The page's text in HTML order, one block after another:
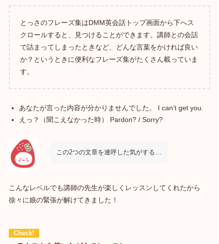
とっさのフレーズ集はDMM英会話トップ画面から下へス
クロールすると、見つけることができます。講師との会話
で詰まってしまったときなど、どんな言葉をかければ良い
か？というときに便利なフレーズ集がたくさん載っていま
す。
あなたが言った内容が分かりませんでした。 I can’t get you.
えっ？（聞こえなかった時） Pardon? / Sorry?
この2つの文章を連呼した気がする…
こんなレベルでも講師の先生が楽しくレッスンしてくれたから
徐々に娘の緊張が解けてきました！